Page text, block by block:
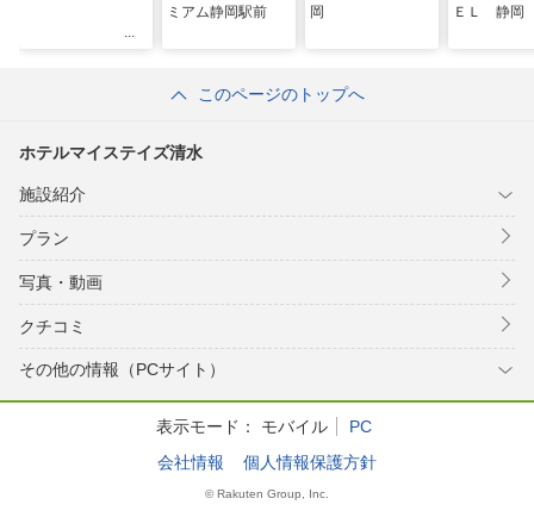
ミアム静岡駅前
岡
ＥＬ 静岡
このページのトップへ
ホテルマイステイズ清水
施設紹介
プラン
写真・動画
クチコミ
その他の情報（PCサイト）
表示モード： モバイル
PC
会社情報
個人情報保護方針
© Rakuten Group, Inc.